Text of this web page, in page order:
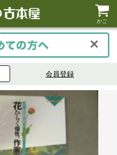
かご
会員登録